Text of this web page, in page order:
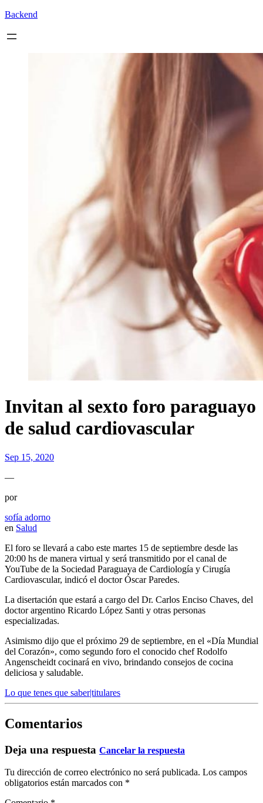
Backend
Invitan al sexto foro paraguayo
de salud cardiovascular
Sep 15, 2020
—
por
sofía adorno
en Salud
El foro se llevará a cabo este martes 15 de septiembre desde las
20:00 hs de manera virtual y será transmitido por el canal de
YouTube de la Sociedad Paraguaya de Cardiología y Cirugía
Cardiovascular, indicó el doctor Óscar Paredes.
La disertación que estará a cargo del Dr. Carlos Enciso Chaves, del
doctor argentino Ricardo López Santi y otras personas
especializadas.
Asimismo dijo que el próximo 29 de septiembre, en el «Día Mundial
del Corazón», como segundo foro el conocido chef Rodolfo
Angenscheidt cocinará en vivo, brindando consejos de cocina
deliciosa y saludable.
Lo que tenes que saber|titulares
Comentarios
Deja una respuesta Cancelar la respuesta
Tu dirección de correo electrónico no será publicada. Los campos
obligatorios están marcados con *